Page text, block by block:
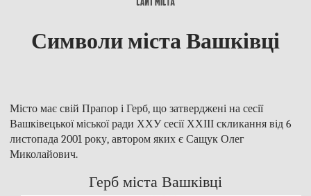
Символи міста Вашківці
Місто має свій Прапор і Герб, що затверджені на сесії
Вашківецької міської ради ХХУ сесії ХХІІІ скликання від 6
листопада 2001 року, автором яких є Сащук Олег
Миколайович.
Герб міста Вашківці